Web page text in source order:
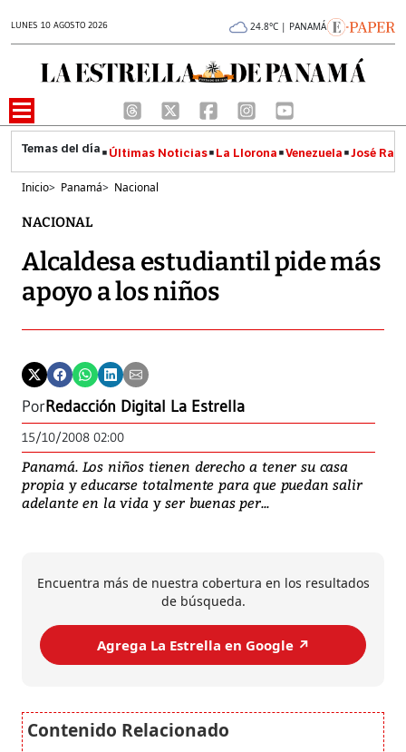
LUNES 10 AGOSTO 2026 24.8°C | PANAMÁ
Últimas Noticias La Llorona Venezuela José
Inicio> Panamá> Nacional
NACIONAL
Alcaldesa estudiantil pide más
apoyo a los niños
PorRedacción Digital La Estrella
15/10/2008 02:00
Panamá. Los niños tienen derecho a tener su casa
propia y educarse totalmente para que puedan salir
adelante en la vida y ser buenas per...
Encuentra más de nuestra cobertura en los resultados
de búsqueda.
Agrega La Estrella en Google ↗️